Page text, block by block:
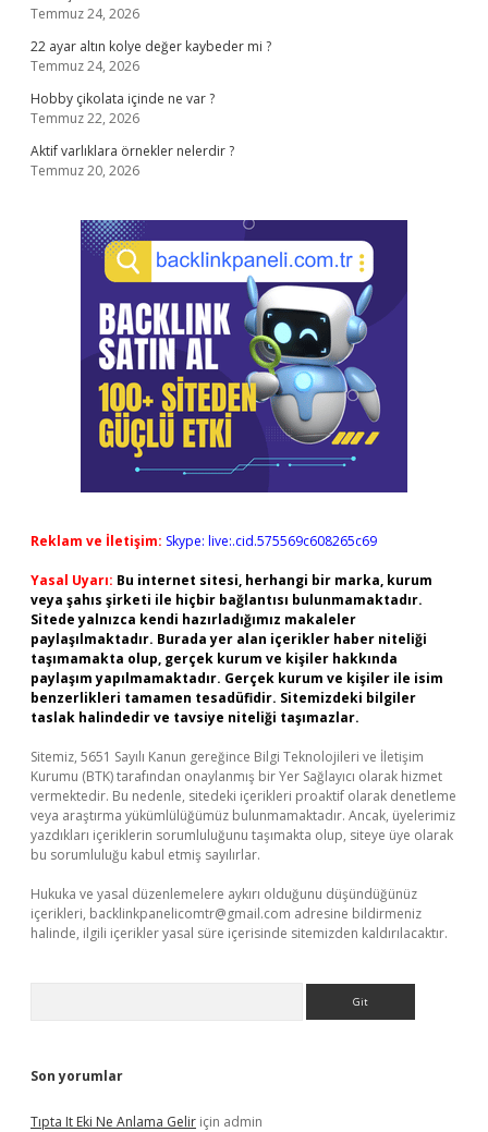
Temmuz 24, 2026
22 ayar altın kolye değer kaybeder mi ?
Temmuz 24, 2026
Hobby çikolata içinde ne var ?
Temmuz 22, 2026
Aktif varlıklara örnekler nelerdir ?
Temmuz 20, 2026
Reklam ve İletişim: Skype: live:.cid.575569c608265c69
Yasal Uyarı: Bu internet sitesi, herhangi bir marka, kurum
veya şahıs şirketi ile hiçbir bağlantısı bulunmamaktadır.
Sitede yalnızca kendi hazırladığımız makaleler
paylaşılmaktadır. Burada yer alan içerikler haber niteliği
taşımamakta olup, gerçek kurum ve kişiler hakkında
paylaşım yapılmamaktadır. Gerçek kurum ve kişiler ile isim
benzerlikleri tamamen tesadüfidir. Sitemizdeki bilgiler
taslak halindedir ve tavsiye niteliği taşımazlar.
Sitemiz, 5651 Sayılı Kanun gereğince Bilgi Teknolojileri ve İletişim
Kurumu (BTK) tarafından onaylanmış bir Yer Sağlayıcı olarak hizmet
vermektedir. Bu nedenle, sitedeki içerikleri proaktif olarak denetleme
veya araştırma yükümlülüğümüz bulunmamaktadır. Ancak, üyelerimiz
yazdıkları içeriklerin sorumluluğunu taşımakta olup, siteye üye olarak
bu sorumluluğu kabul etmiş sayılırlar.
Hukuka ve yasal düzenlemelere aykırı olduğunu düşündüğünüz
içerikleri, backlinkpanelicomtr@gmail.com adresine bildirmeniz
halinde, ilgili içerikler yasal süre içerisinde sitemizden kaldırılacaktır.
Son yorumlar
Tıpta It Eki Ne Anlama Gelir için admin